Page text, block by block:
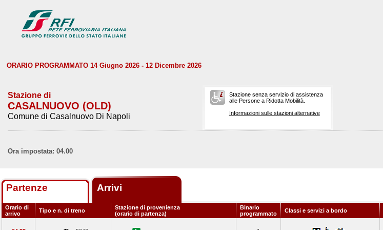
ORARIO PROGRAMMATO 14 Giugno 2026 - 12 Dicembre 2026
Stazione di
CASALNUOVO (OLD)
Comune di Casalnuovo Di Napoli
Stazione senza servizio di assistenza
alle Persone a Ridotta Mobilità.
Informazioni sulle stazioni alternative
Ora impostata: 04.00
Partenze Arrivi
Orario di
arrivo
Tipo e n. di treno
Stazione di provenienza
(orario di partenza)
Binario
programmato
Classi e servizi a bordo